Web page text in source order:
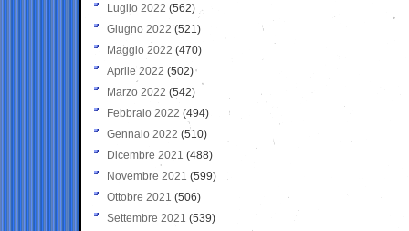
Luglio 2022 (562)
Giugno 2022 (521)
Maggio 2022 (470)
Aprile 2022 (502)
Marzo 2022 (542)
Febbraio 2022 (494)
Gennaio 2022 (510)
Dicembre 2021 (488)
Novembre 2021 (599)
Ottobre 2021 (506)
Settembre 2021 (539)